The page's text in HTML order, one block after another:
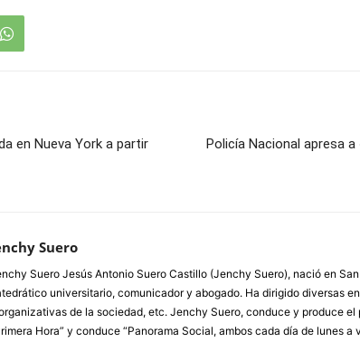
en Nueva York a partir
Policía Nacional apresa a
Suero
Suero Jesús Antonio Suero Castillo (Jenchy Suero), nació en
universitario, comunicador y abogado. Ha dirigido diversas
de la sociedad, etc. Jenchy Suero, conduce y produce el
Hora” y conduce “Panorama Social, ambos cada día de lunes a